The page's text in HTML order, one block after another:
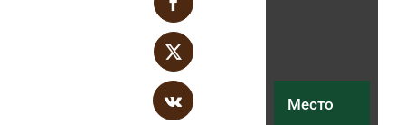
Facebook
X
Vk
Место